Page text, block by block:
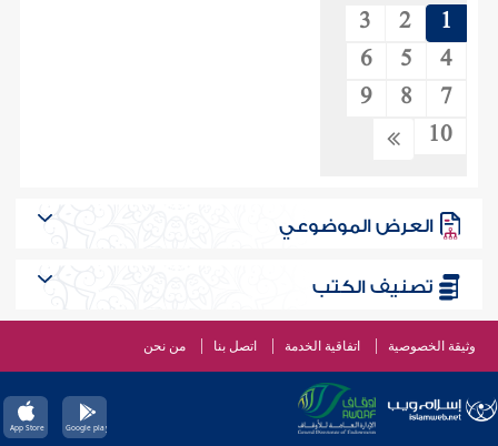
1
2
3
4
5
6
7
8
9
10
العرض الموضوعي
تصنيف الكتب
وثيقة الخصوصية اتفاقية الخدمة اتصل بنا من نحن